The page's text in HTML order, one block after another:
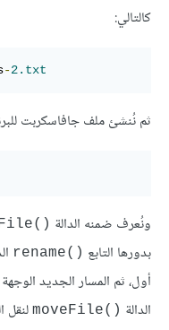
كالتالي:
-2.txt
ثم نُنشئ ملف جافاسكربت
ونُعرف ضمنه الدالة
بدورها التابع ‎rename()‎
أول، ثم المسار الجديد
الدالة ‎moveFile()‎ لنقل